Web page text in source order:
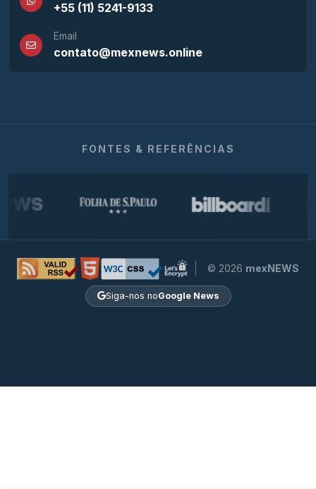
+55 (11) 5241-9133
Email
contato@mexnews.online
FONTES & REFERÊNCIAS
© 2026 mexNEWS
Siga-nos noGoogle News